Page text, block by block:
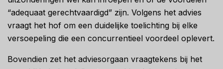
“adequaat gerechtvaardigd” zijn. Volgens het advies
vraagt het hof om een duidelijke toelichting bij elke
versoepeling die een concurrentieel voordeel oplevert.
Bovendien zet het adviesorgaan vraagtekens bij het